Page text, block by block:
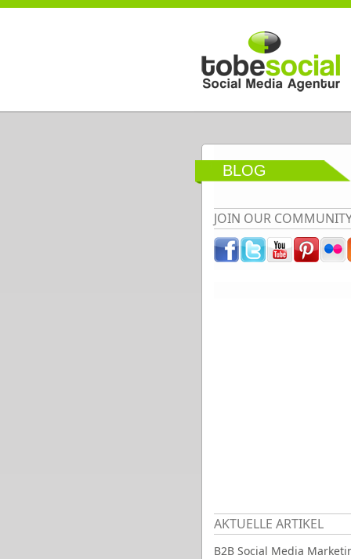
Direkt zum Inhalt
BLOG
JOIN OUR
AKTUELLE ARTIKEL
B2B Social Media